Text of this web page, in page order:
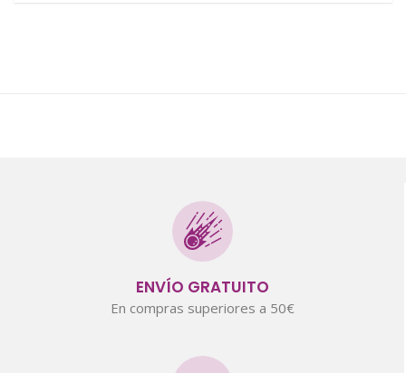
ENVÍO GRATUITO
En compras superiores a 50€